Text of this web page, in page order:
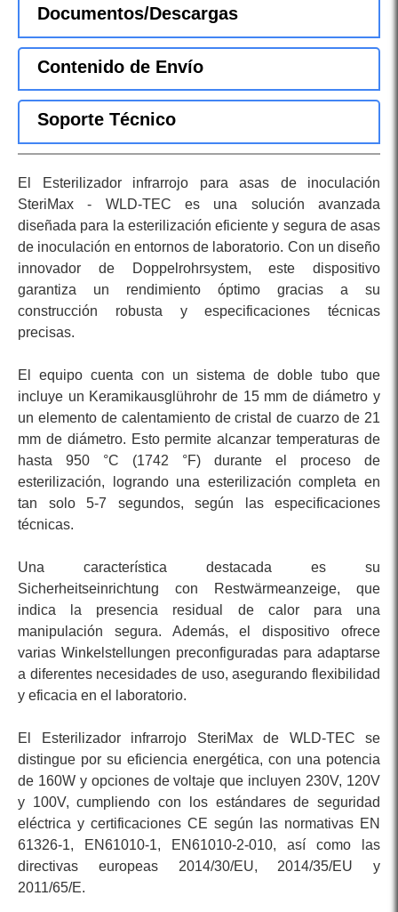
Documentos/Descargas
Contenido de Envío
Soporte Técnico
El Esterilizador infrarrojo para asas de inoculación
SteriMax - WLD-TEC es una solución avanzada
diseñada para la esterilización eficiente y segura de asas
de inoculación en entornos de laboratorio. Con un diseño
innovador de Doppelrohrsystem, este dispositivo
garantiza un rendimiento óptimo gracias a su
construcción robusta y especificaciones técnicas
precisas.
El equipo cuenta con un sistema de doble tubo que
incluye un Keramikausglührohr de 15 mm de diámetro y
un elemento de calentamiento de cristal de cuarzo de 21
mm de diámetro. Esto permite alcanzar temperaturas de
hasta 950 °C (1742 °F) durante el proceso de
esterilización, logrando una esterilización completa en
tan solo 5-7 segundos, según las especificaciones
técnicas.
Una característica destacada es su
Sicherheitseinrichtung con Restwärmeanzeige, que
indica la presencia residual de calor para una
manipulación segura. Además, el dispositivo ofrece
varias Winkelstellungen preconfiguradas para adaptarse
a diferentes necesidades de uso, asegurando flexibilidad
y eficacia en el laboratorio.
El Esterilizador infrarrojo SteriMax de WLD-TEC se
distingue por su eficiencia energética, con una potencia
de 160W y opciones de voltaje que incluyen 230V, 120V
y 100V, cumpliendo con los estándares de seguridad
eléctrica y certificaciones CE según las normativas EN
61326-1, EN61010-1, EN61010-2-010, así como las
directivas europeas 2014/30/EU, 2014/35/EU y
2011/65/E.